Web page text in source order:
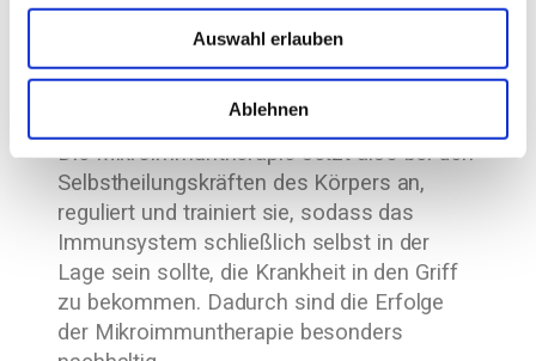
Auswahl erlauben
Ablehnen
sich strikt an die Einnahmereihenfolge
halten. Durch die Sequenz wird die
natürliche Immunreaktion nachgeahmt und
Die Mikroimmuntherapie setzt also bei den
Selbstheilungskräften des Körpers an,
reguliert und trainiert sie, sodass das
Immunsystem schließlich selbst in der
Lage sein sollte, die Krankheit in den Griff
zu bekommen. Dadurch sind die Erfolge
der Mikroimmuntherapie besonders